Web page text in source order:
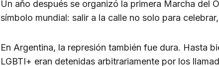
Un año después se organizó la primera Marcha del
símbolo mundial: salir a la calle no solo para
En Argentina, la represión también fue dura. Hasta
LGBTI+ eran detenidas arbitrariamente por los